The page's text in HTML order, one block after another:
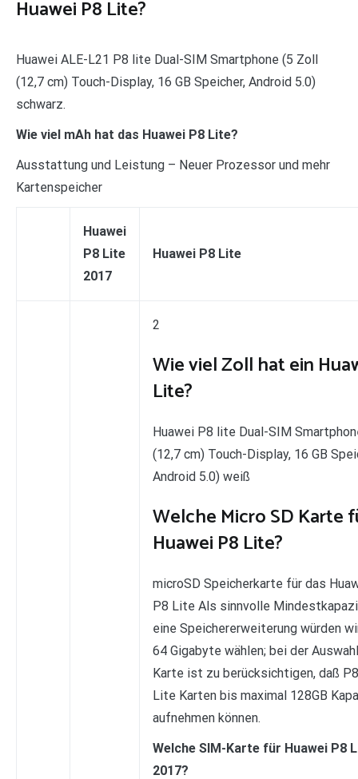
Huawei P8 Lite?
Huawei ALE-L21 P8 lite Dual-SIM Smartphone (5 Zoll
(12,7 cm) Touch-Display, 16 GB Speicher, Android 5.0)
schwarz.
Wie viel mAh hat das Huawei P8 Lite?
Ausstattung und Leistung – Neuer Prozessor und mehr
Kartenspeicher
Huawei
P8 Lite
2017
Huawei P8 Lite
2
Wie viel Zoll hat ein
Lite?
Huawei P8 lite Dual-SIM
(12,7 cm) Touch-Display, 16 GB
Android 5.0) weiß
Welche Micro SD Karte
Huawei P8 Lite?
microSD Speicherkarte für das
P8 Lite Als sinnvolle
eine Speichererweiterung würden
64 Gigabyte wählen; bei der
Karte ist zu berücksichtigen, daß
Lite Karten bis maximal 128GB
aufnehmen können.
Welche SIM-Karte für Huawei P8
2017?